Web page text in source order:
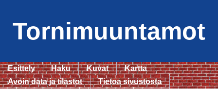
Tornimuuntamot
Esittely Haku Kuvat
Kartta
Avoin data ja tilastot
Tietoa sivustosta